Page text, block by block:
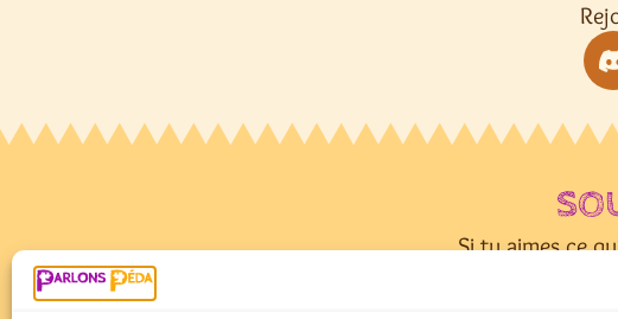
Si tu aimes ce
peux